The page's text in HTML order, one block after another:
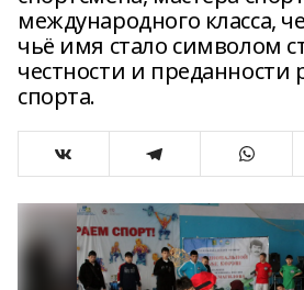
международного класса,
чьё имя стало символом
честности и преданности
спорта.